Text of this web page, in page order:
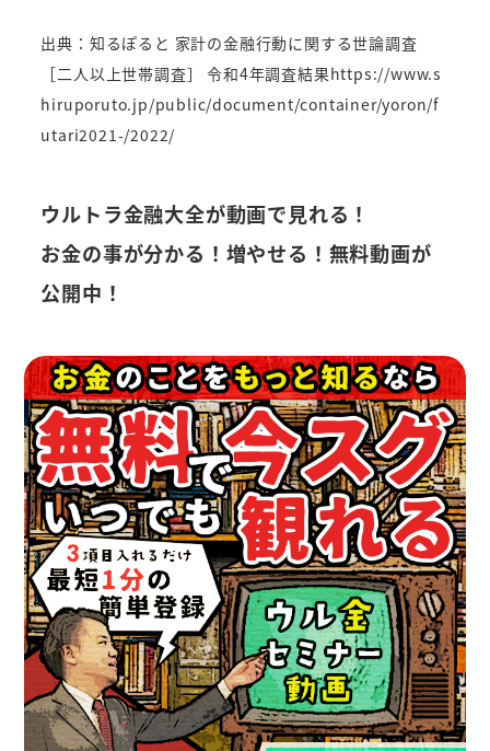
出典：知るぽると 家計の金融行動に関する世論調査
［二人以上世帯調査］ 令和4年調査結果https://www.s
hiruporuto.jp/public/document/container/yoron/f
utari2021-/2022/
ウルトラ金融大全が動画で見れる！
お金の事が分かる！増やせる！無料動画が
公開中！